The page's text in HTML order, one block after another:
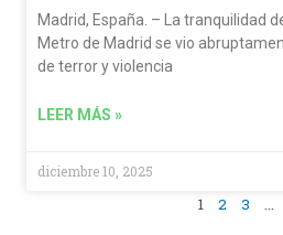
Madrid, España. – La tranquilidad
Metro de Madrid se vio
de terror y violencia
LEER MÁS »
diciembre 10, 2025
1 2 3 …